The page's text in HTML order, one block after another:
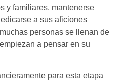
y familiares, mantenerse
a sus aficiones
personas se llenan de
a pensar en su
para esta etapa